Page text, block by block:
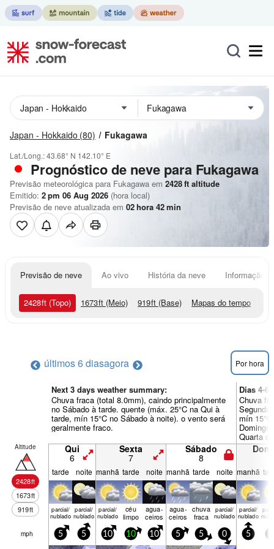
Japan - Hokkaido (80) Fukagawa
Lat./Long.:43.68° N 142.10° E
Prognóstico de neve para Fukagawa
Previsão meteorológica para Fukagawa em 2428ft altitude
Emitido: 2 pm 06 Aug 2026 (hora local)
Previsão de neve atualizada em 02hora 42min
Previsão de neve Ao vivo História da neve Informação
2428ft (Topo) 1673ft (Meio) 919ft (Base) Mapas do tempo
últimos 6 diasagora Por hora
Next 3 days weather summary:
Chuva fraca (total 8.0mm), caindo principalmente
no Sábado à tarde. quente (máx. 25°C na Qui à
tarde, mín 15°C no Sábado à noite). o vento será
geralmente fraco.
Dias 4-6
Chuva
Segunda
mín
Quarta
Altitude
2428ft
1673ft
919ft
Qui
6
Sexta
7
Sábado
8
tarde noite manhã tarde noite manhã tarde noite manhã
parcial/
nublado
parcial/
nublado
parcial/
nublado
céu
limpo
agua­
ceiros
agua­
ceiros
chuva
fraca
parcial/
nublado
parcial/
nublado
mph 5 5 10 10 10 5 5 0 5